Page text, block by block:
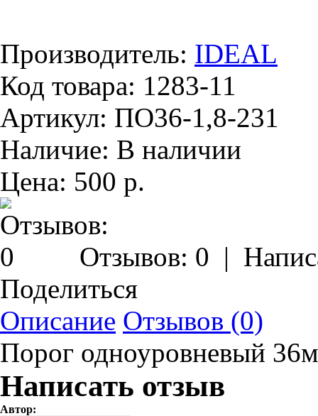
Производитель: IDEAL
Код товара: 1283-11
Артикул: ПО36-1,8-231
Наличие: В наличии
Цена: 500 р.
Отзывов: 0 |
Поделиться
Описание Отзывов (0)
Порог одноуровневый
Написать отзыв
Автор: